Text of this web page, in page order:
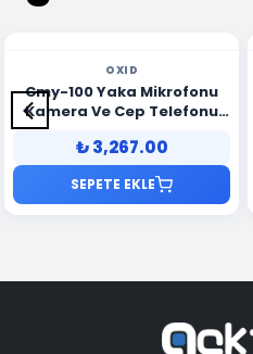
OXID
Cmy-100 Yaka Mikrofonu
Kamera Ve Cep Telefonu
₺ 3,267.00
SEPETE EKLE